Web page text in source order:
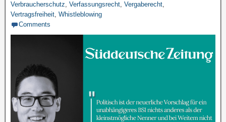
Verbraucherschutz, Verfassungsrecht, Vergaberecht,
Vertragsfreiheit, Whistleblowing
Comments